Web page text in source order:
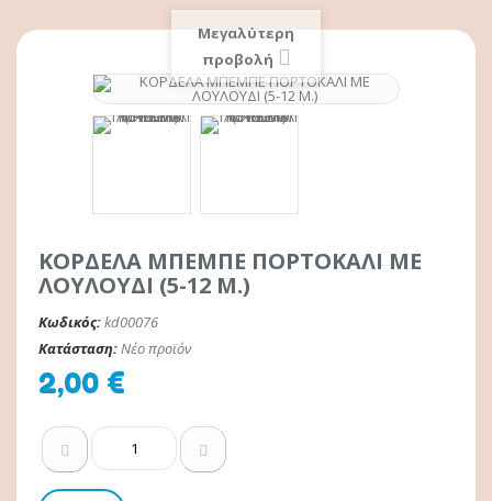
Μεγαλύτερη
προβολή
ΚΟΡΔΕΛΑ ΜΠΕΜΠΕ ΠΟΡΤΟΚΑΛΙ ΜΕ
ΛΟΥΛΟΥΔΙ (5-12 Μ.)
Κωδικός:kd00076
Κατάσταση:Νέο προϊόν
2,00 €